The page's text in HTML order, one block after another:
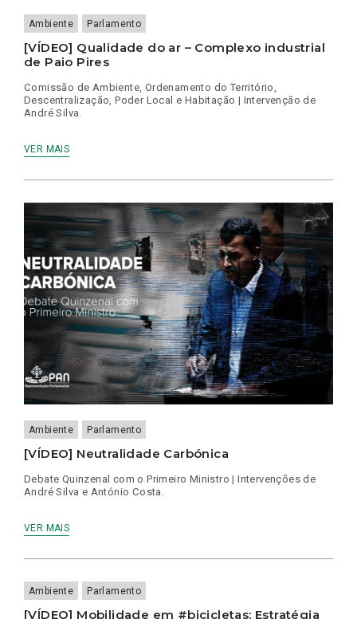
Ambiente Parlamento
[VÍDEO] Qualidade do ar – Complexo industrial
de Paio Pires
Comissão de Ambiente, Ordenamento do Território,
Descentralização, Poder Local e Habitação | Intervenção de
André Silva.
VER MAIS
Ambiente Parlamento
[VÍDEO] Neutralidade Carbónica
Debate Quinzenal com o Primeiro Ministro | Intervenções de
André Silva e António Costa.
VER MAIS
Ambiente Parlamento
[VÍDEO] Mobilidade em #bicicletas: Estratégia